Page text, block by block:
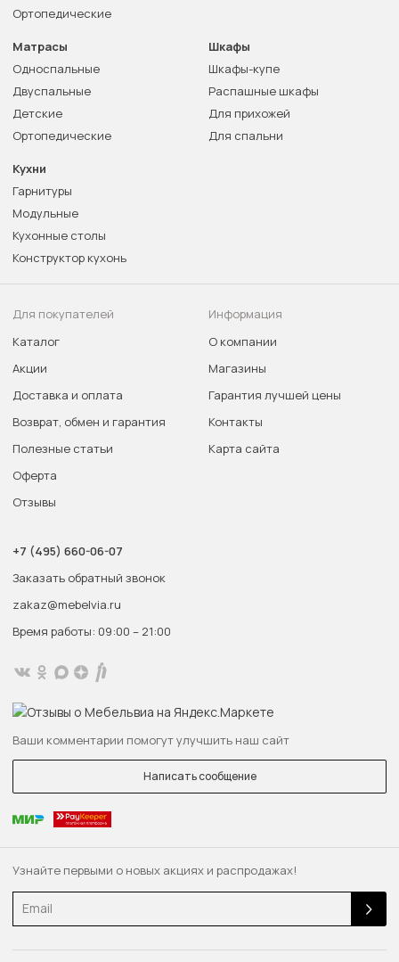
Узнайте первыми о новых акциях и распродажах!
Email
Ортопедические
Матрасы
Односпальные
Двуспальные
Детские
Ортопедические
Шкафы
Шкафы-купе
Распашные шкафы
Для прихожей
Для спальни
Кухни
Гарнитуры
Модульные
Кухонные столы
Конструктор кухонь
Для покупателей
Каталог
Акции
Доставка и оплата
Возврат, обмен и гарантия
Полезные статьи
Оферта
Отзывы
Информация
О компании
Магазины
Гарантия лучшей цены
Контакты
Карта сайта
+7 (495) 660-06-07
Заказать обратный звонок
zakaz@mebelvia.ru
Время работы: 09:00 – 21:00
Ваши комментарии помогут улучшить наш сайт
Написать сообщение